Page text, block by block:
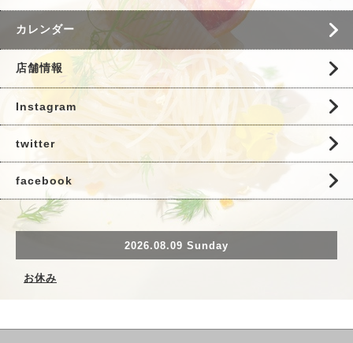
カレンダー
店舗情報
Instagram
twitter
facebook
2026.08.09 Sunday
お休み